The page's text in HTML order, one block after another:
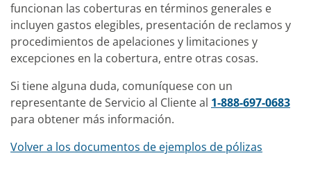
funcionan las coberturas en términos generales e
incluyen gastos elegibles, presentación de reclamos y
procedimientos de apelaciones y limitaciones y
excepciones en la cobertura, entre otras cosas.
Si tiene alguna duda, comuníquese con un
representante de Servicio al Cliente al 1-888-697-0683
para obtener más información.
Volver a los documentos de ejemplos de pólizas